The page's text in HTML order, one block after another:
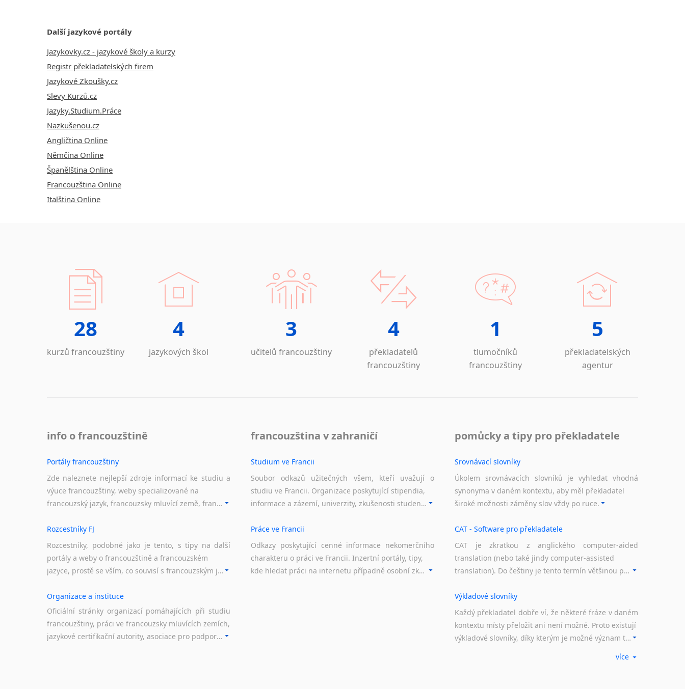
Další jazykové portály
Jazykovky.cz - jazykové školy a kurzy
Registr překladatelských firem
Jazykové Zkoušky.cz
Slevy Kurzů.cz
Jazyky.Studium.Práce
Nazkušenou.cz
Angličtina Online
Němčina Online
Španělština Online
Francouzština Online
Italština Online
28
kurzů francouzštiny
4
jazykových škol
3
učitelů francouzštiny
4
překladatelů
francouzštiny
1
tlumočníků
francouzštiny
5
překladatelských
agentur
info o francouzštině
Portály francouzštiny
Zde naleznete nejlepší zdroje informací ke studiu a
výuce francouzštiny, weby specializované na
francouzský jazyk, francouzsky mluvící země, francouzské portály apod. Rubrika obsahuje zejména komplexní a maximálně kvalitní stránky využitelné ke studiu francouzštiny.
Rozcestníky FJ
Rozcestníky, podobné jako je tento, s tipy na další
portály a weby o francouzštině a francouzském
jazyce, prostě se vším, co souvisí s francouzským jazykem a jeho využitím.
Organizace a instituce
Oficiální stránky organizací pomáhajících při studiu
francouzštiny, práci ve francouzsky mluvících zemích,
jazykové certifikační autority, asociace pro podporu jazykového vzdělávání ad.
francouzština v zahraničí
Studium ve Francii
Soubor odkazů užitečných všem, kteří uvažují o
studiu ve Francii. Organizace poskytující stipendia,
informace a zázemí, univerzity, zkušenosti studentů.
Práce ve Francii
Odkazy poskytující cenné informace nekomerčního
charakteru o práci ve Francii. Inzertní portály, tipy,
kde hledat práci na internetu případně osobní zkušenosti ostatních.
pomůcky a tipy pro překladatele
Srovnávací slovníky
Úkolem srovnávacích slovníků je vyhledat vhodná
synonyma v daném kontextu, aby měl překladatel
široké možnosti záměny slov vždy po ruce.
CAT - Software pro překladatele
CAT je zkratkou z anglického computer-aided
translation (nebo také jindy computer-assisted
translation). Do češtiny je tento termín většinou překládán jako počítačem podporovaný překlad či překlad podporovaný počítačem. Nástroje CAT ukládají překládané fráze a při dalším překladu vám je automaticky nabízejí, takže se již nemusíte zdržovat s jejich dalším překládáním.
Výkladové slovníky
Každý překladatel dobře ví, že některé fráze v daném
kontextu místy přeložit ani není možné. Proto existují
výkladové slovníky, díky kterým je možné význam takovýchto frází rozklíčovat.
více